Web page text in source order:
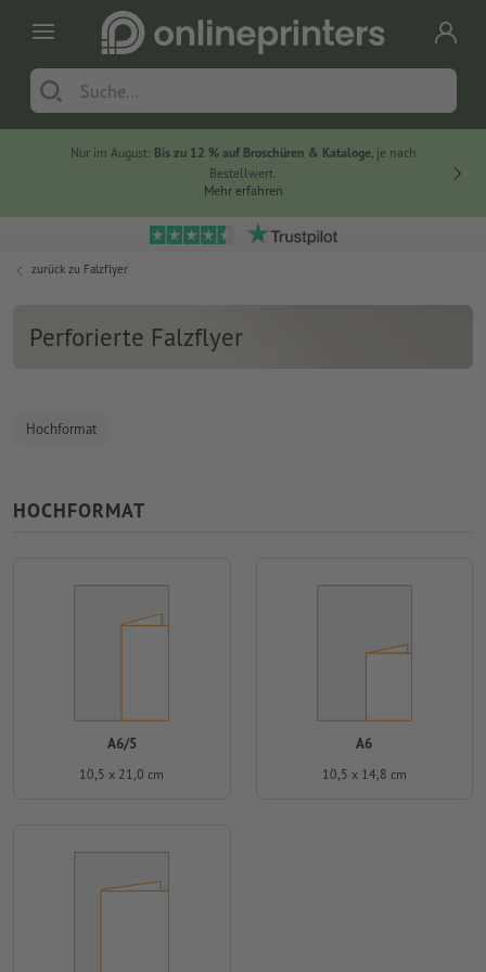
Nur im August: Bis zu 12 % auf Broschüren & Kataloge, je nach
Bestellwert.
Mehr erfahren
zurück zu Falzflyer
Perforierte Falzflyer
Hochformat
HOCHFORMAT
A6/5
10,5 x 21,0 cm
A6
10,5 x 14,8 cm